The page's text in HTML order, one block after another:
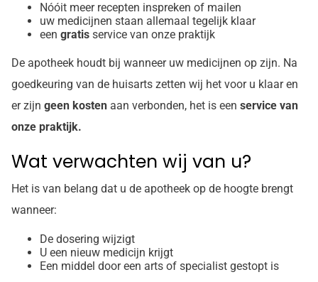
Nóóit meer recepten inspreken of mailen
uw medicijnen staan allemaal tegelijk klaar
een gratis service van onze praktijk
De apotheek houdt bij wanneer uw medicijnen op zijn. Na
goedkeuring van de huisarts zetten wij het voor u klaar en
er zijn geen kosten aan verbonden, het is een service van
onze praktijk.
Wat verwachten wij van u?
Het is van belang dat u de apotheek op de hoogte brengt
wanneer:
De dosering wijzigt
U een nieuw medicijn krijgt
Een middel door een arts of specialist gestopt is